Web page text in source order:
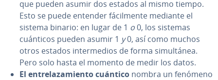
que pueden asumir dos estados al mismo tiempo.
Esto se puede entender fá­ci­l­me­n­te mediante el
sistema binario: en lugar de 1 o0, los sistemas
cuánticos pueden asumir 1 y0, así como muchos
otros estados in­te­r­me­dios de forma si­mu­l­tá­nea.
Pero solo hasta el momento de medir los datos.
El en­tre­la­za­mie­n­to cuántico nombra un fenómeno